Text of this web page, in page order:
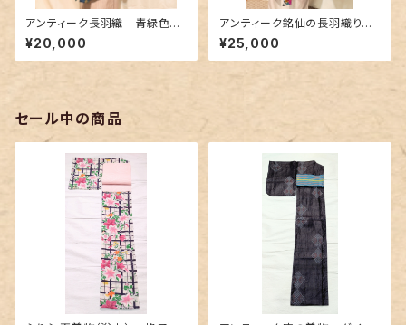
アンティーク長羽織 青緑色に
蔦唐草花柄〜銘仙〜
¥20,000
アンティーク銘仙の長羽織り～
カラフルな花柄に花緑青色の差
し色～
¥25,000
セール中の商品